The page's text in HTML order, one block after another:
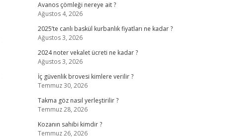
Avanos çömleği nereye ait ?
Ağustos 4, 2026
2025’te canlı baskül kurbanlık fiyatları ne kadar ?
Ağustos 3, 2026
2024 noter vekalet ücreti ne kadar ?
Ağustos 3, 2026
İç güvenlik brovesi kimlere verilir ?
Temmuz 30, 2026
Takma göz nasıl yerleştirilir ?
Temmuz 28, 2026
Kozanın sahibi kimdir ?
Temmuz 26, 2026